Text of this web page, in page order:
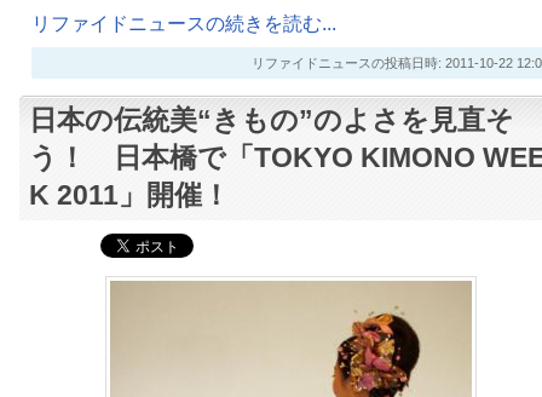
リファイドニュースの続きを読む...
リファイドニュースの投稿日時: 2011-10-22
日本の伝統美“きもの”のよさを見直そ
う！ 日本橋で「TOKYO KIMONO
K 2011」開催！